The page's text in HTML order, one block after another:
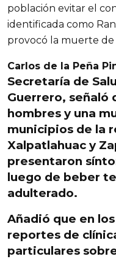
población evitar el
identificada como
provocó la muerte de
Carlos de la Peña
Secretaría de
Guerrero, señaló
hombres y una
municipios de la
Xalpatlahuac y
presentaron
luego de beber
adulterado.
Añadió que en los
reportes de
particulares